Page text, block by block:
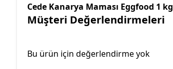
Cede Kanarya Maması Eggfood 1 kg
Müşteri Değerlendirmeleri
Bu ürün için değerlendirme yok